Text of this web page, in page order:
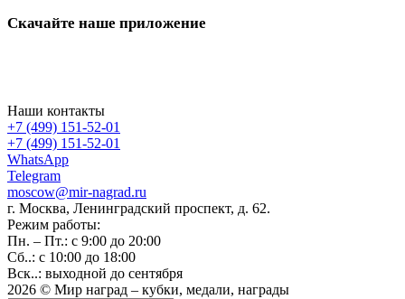
Скачайте наше приложение
Наши контакты
+7 (499) 151-52-01
+7 (499) 151-52-01
WhatsApp
Telegram
moscow@mir-nagrad.ru
г. Москва, Ленинградский проспект, д. 62.
Режим работы:
Пн. – Пт.: с 9:00 до 20:00
Сб..: с 10:00 до 18:00
Вск..: выходной до сентября
2026 © Мир наград – кубки, медали, награды